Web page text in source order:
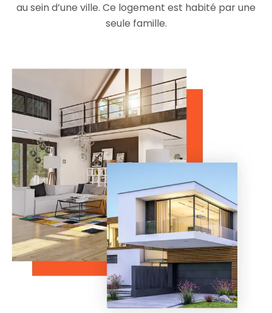
au sein d’une ville. Ce logement est habité par une
seule famille.